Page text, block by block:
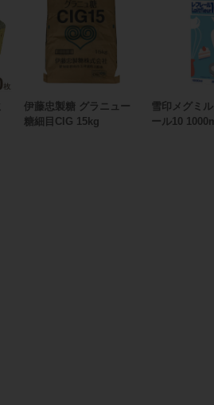
伊藤忠製糖 グラニュー
糖細目CIG 15kg
雪印メグミ
ール10